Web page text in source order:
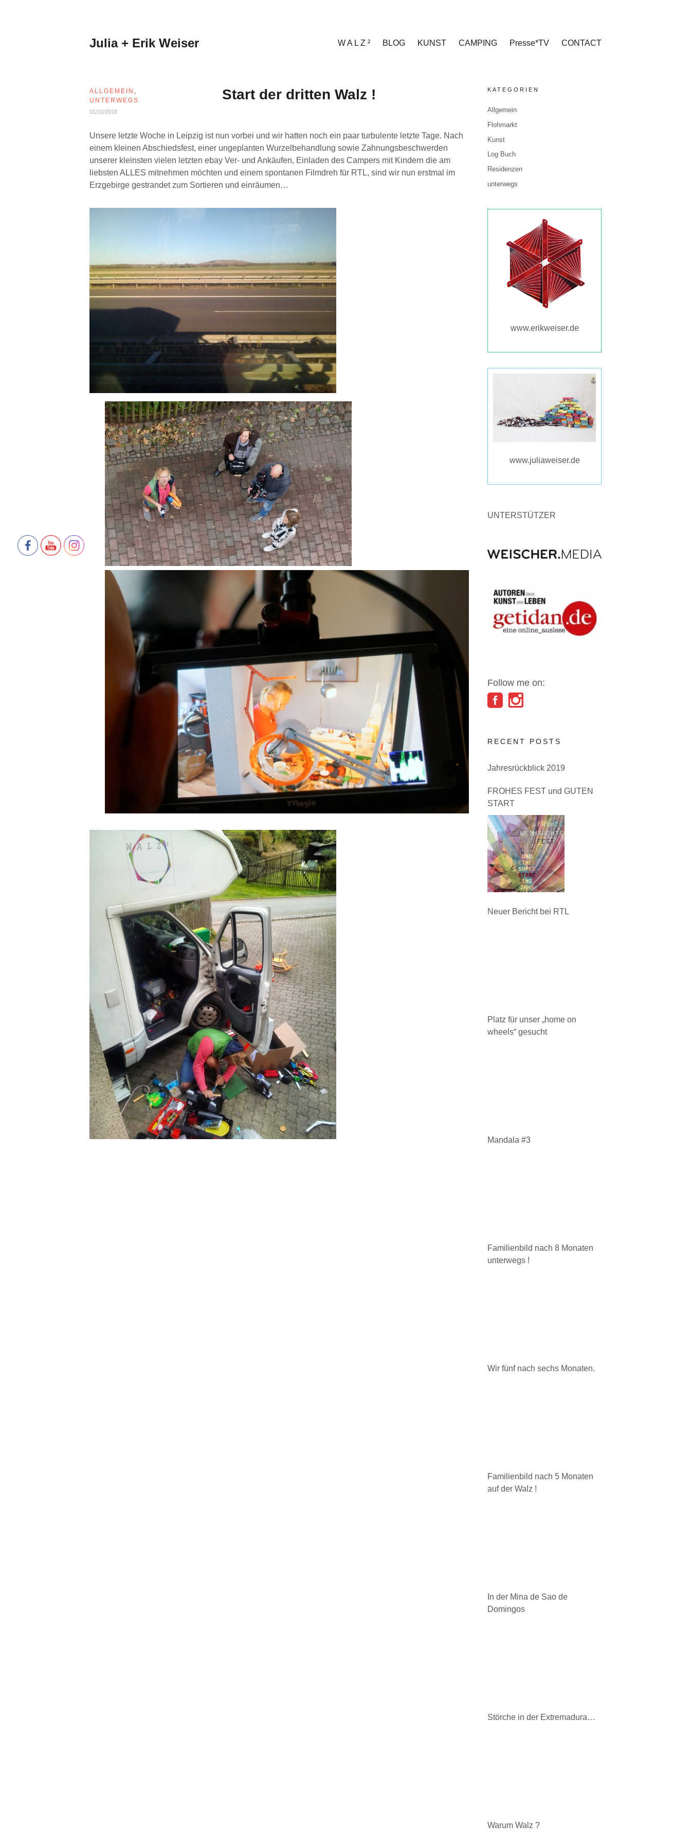
Julia + Erik Weiser W A L Z ² BLOG KUNST CAMPING Presse*TV CONTACT
Start der dritten Walz !
ALLGEMEIN ,
UNTERWEGS
01/10/2018
Unsere letzte Woche in Leipzig ist nun vorbei und wir hatten noch ein paar turbulente letzte Tage. Nach
einem kleinen Abschiedsfest, einer ungeplanten Wurzelbehandlung sowie Zahnungsbeschwerden
unserer kleinsten vielen letzten ebay Ver- und Ankäufen, Einladen des Campers mit Kindern die am
liebsten ALLES mitnehmen möchten und einem spontanen Filmdreh für RTL, sind wir nun erstmal im
Erzgebirge gestrandet zum Sortieren und einräumen…
KATEGORIEN
Allgemein
Flohmarkt
Kunst
Log Buch
Residenzen
unterwegs
www.erikweiser.de
www.juliaweiser.de
UNTERSTÜTZER
Follow me on:
RECENT POSTS
Jahresrückblick 2019
FROHES FEST und GUTEN
START
Neuer Bericht bei RTL
Platz für unser „home on
wheels“ gesucht
Mandala #3
Familienbild nach 8 Monaten
unterwegs !
Wir fünf nach sechs Monaten.
Familienbild nach 5 Monaten
auf der Walz !
In der Mina de Sao de
Domingos
Störche in der Extremadura…
Warum Walz ?